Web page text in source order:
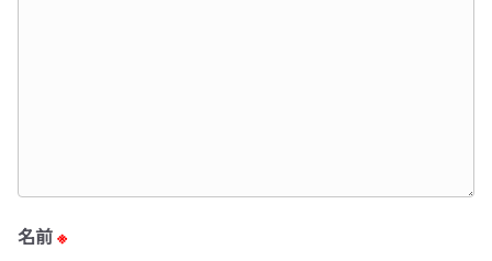
名前※